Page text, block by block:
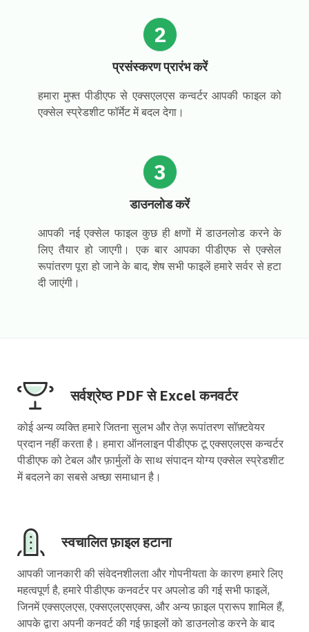
2
प्रसंस्करण प्रारंभ करें
हमारा मुफ्त पीडीएफ से एक्सएलएस कन्वर्टर आपकी फाइल को
एक्सेल स्प्रेडशीट फॉर्मेट में बदल देगा।
3
डाउनलोड करें
आपकी नई एक्सेल फाइल कुछ ही क्षणों में डाउनलोड करने के
लिए तैयार हो जाएगी। एक बार आपका पीडीएफ से एक्सेल
रूपांतरण पूरा हो जाने के बाद, शेष सभी फाइलें हमारे सर्वर से हटा
दी जाएंगी।
सर्वश्रेष्ठ PDF से Excel कनवर्टर
कोई अन्य व्यक्ति हमारे जितना सुलभ और तेज़ रूपांतरण सॉफ़्टवेयर
प्रदान नहीं करता है। हमारा ऑनलाइन पीडीएफ टू एक्सएलएस कन्वर्टर
पीडीएफ को टेबल और फ़ार्मुलों के साथ संपादन योग्य एक्सेल स्प्रेडशीट
में बदलने का सबसे अच्छा समाधान है।
स्वचालित फ़ाइल हटाना
आपकी जानकारी की संवेदनशीलता और गोपनीयता के कारण हमारे लिए
महत्वपूर्ण है, हमारे पीडीएफ कनवर्टर पर अपलोड की गई सभी फाइलें,
जिनमें एक्सएलएस, एक्सएलएसएक्स, और अन्य फ़ाइल प्रारूप शामिल हैं,
आपके द्वारा अपनी कनवर्ट की गई फ़ाइलों को डाउनलोड करने के बाद